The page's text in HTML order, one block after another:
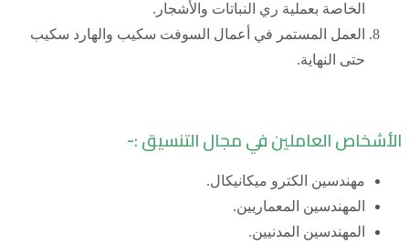
الخاصة بعملية ري النباتات والأشجار.
العمل المستمر في أعمال السوفت سكيب والهارد سكيب
حتى النهاية.
الأشخاص العاملين في مجال التنسيق :-
مهندسين الكترو ميكانيكال.
المهندسين المعماريين.
المهندسين المدنيين.